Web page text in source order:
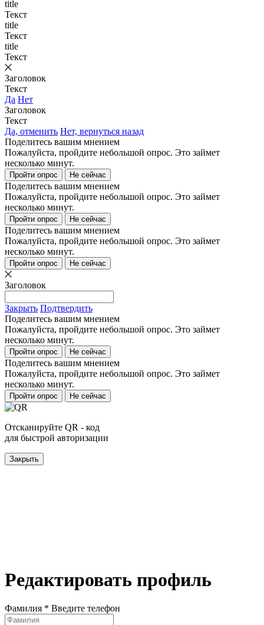
title
Текст
title
Текст
title
Текст
Заголовок
Текст
Да Нет
Заголовок
Текст
Да, отменить Нет, вернуться назад
Поделитесь вашим мнением
Пожалуйста, пройдите небольшой опрос. Это займет
несколько минут.
Пройти опрос Не сейчас
Поделитесь вашим мнением
Пожалуйста, пройдите небольшой опрос. Это займет
несколько минут.
Пройти опрос Не сейчас
Поделитесь вашим мнением
Пожалуйста, пройдите небольшой опрос. Это займет
несколько минут.
Пройти опрос Не сейчас
Заголовок
Закрыть Подтвердить
Поделитесь вашим мнением
Пожалуйста, пройдите небольшой опрос. Это займет
несколько минут.
Пройти опрос Не сейчас
Поделитесь вашим мнением
Пожалуйста, пройдите небольшой опрос. Это займет
несколько минут.
Пройти опрос Не сейчас
Отсканируйте QR - код
для быстрой авторизации
Закрыть
Редактировать профиль
Фамилия * Введите телефон